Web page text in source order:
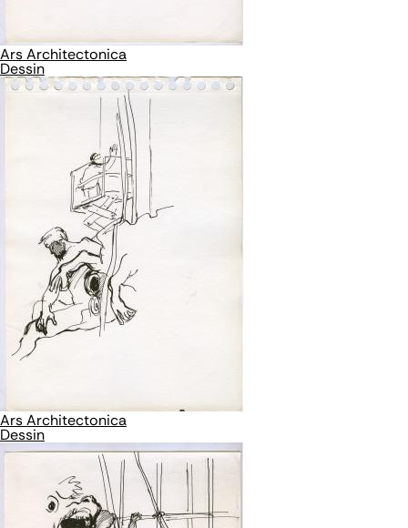
Ars Architectonica
Dessin
Ars Architectonica
Dessin